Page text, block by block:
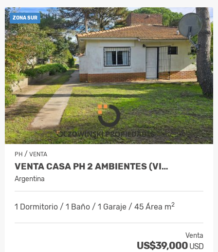
ZONA SUR
PH / VENTA
VENTA CASA PH 2 AMBIENTES (VI…
Argentina
1 Dormitorio / 1 Baño / 1 Garaje / 45 Área m2
Venta
US$39,000 USD